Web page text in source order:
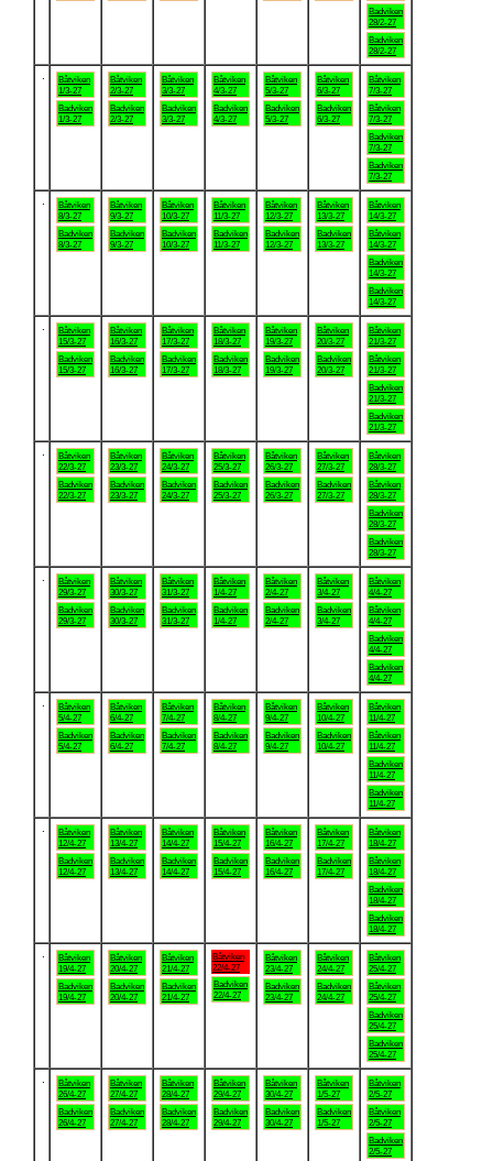
Badviken
28/2-27
Badviken
28/2-27
Båtviken
1/3-27
Badviken
1/3-27
Båtviken
2/3-27
Badviken
2/3-27
Båtviken
3/3-27
Badviken
3/3-27
Båtviken
4/3-27
Badviken
4/3-27
Båtviken
5/3-27
Badviken
5/3-27
Båtviken
6/3-27
Badviken
6/3-27
Båtviken
7/3-27
Båtviken
7/3-27
Badviken
7/3-27
Badviken
7/3-27
Båtviken
8/3-27
Badviken
8/3-27
Båtviken
9/3-27
Badviken
9/3-27
Båtviken
10/3-27
Badviken
10/3-27
Båtviken
11/3-27
Badviken
11/3-27
Båtviken
12/3-27
Badviken
12/3-27
Båtviken
13/3-27
Badviken
13/3-27
Båtviken
14/3-27
Båtviken
14/3-27
Badviken
14/3-27
Badviken
14/3-27
Båtviken
15/3-27
Badviken
15/3-27
Båtviken
16/3-27
Badviken
16/3-27
Båtviken
17/3-27
Badviken
17/3-27
Båtviken
18/3-27
Badviken
18/3-27
Båtviken
19/3-27
Badviken
19/3-27
Båtviken
20/3-27
Badviken
20/3-27
Båtviken
21/3-27
Båtviken
21/3-27
Badviken
21/3-27
Badviken
21/3-27
Båtviken
22/3-27
Badviken
22/3-27
Båtviken
23/3-27
Badviken
23/3-27
Båtviken
24/3-27
Badviken
24/3-27
Båtviken
25/3-27
Badviken
25/3-27
Båtviken
26/3-27
Badviken
26/3-27
Båtviken
27/3-27
Badviken
27/3-27
Båtviken
28/3-27
Båtviken
28/3-27
Badviken
28/3-27
Badviken
28/3-27
Båtviken
29/3-27
Badviken
29/3-27
Båtviken
30/3-27
Badviken
30/3-27
Båtviken
31/3-27
Badviken
31/3-27
Båtviken
1/4-27
Badviken
1/4-27
Båtviken
2/4-27
Badviken
2/4-27
Båtviken
3/4-27
Badviken
3/4-27
Båtviken
4/4-27
Båtviken
4/4-27
Badviken
4/4-27
Badviken
4/4-27
Båtviken
5/4-27
Badviken
5/4-27
Båtviken
6/4-27
Badviken
6/4-27
Båtviken
7/4-27
Badviken
7/4-27
Båtviken
8/4-27
Badviken
8/4-27
Båtviken
9/4-27
Badviken
9/4-27
Båtviken
10/4-27
Badviken
10/4-27
Båtviken
11/4-27
Båtviken
11/4-27
Badviken
11/4-27
Badviken
11/4-27
Båtviken
12/4-27
Badviken
12/4-27
Båtviken
13/4-27
Badviken
13/4-27
Båtviken
14/4-27
Badviken
14/4-27
Båtviken
15/4-27
Badviken
15/4-27
Båtviken
16/4-27
Badviken
16/4-27
Båtviken
17/4-27
Badviken
17/4-27
Båtviken
18/4-27
Båtviken
18/4-27
Badviken
18/4-27
Badviken
18/4-27
Båtviken
19/4-27
Badviken
19/4-27
Båtviken
20/4-27
Badviken
20/4-27
Båtviken
21/4-27
Badviken
21/4-27
Båtviken
22/4-27
Badviken
22/4-27
Båtviken
23/4-27
Badviken
23/4-27
Båtviken
24/4-27
Badviken
24/4-27
Båtviken
25/4-27
Båtviken
25/4-27
Badviken
25/4-27
Badviken
25/4-27
Båtviken
26/4-27
Badviken
26/4-27
Båtviken
27/4-27
Badviken
27/4-27
Båtviken
28/4-27
Badviken
28/4-27
Båtviken
29/4-27
Badviken
29/4-27
Båtviken
30/4-27
Badviken
30/4-27
Båtviken
1/5-27
Badviken
1/5-27
Båtviken
2/5-27
Båtviken
2/5-27
Badviken
2/5-27